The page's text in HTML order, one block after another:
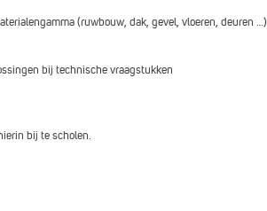
(ruwbouw, dak, gevel, vloeren, deuren …)
bij technische vraagstukken
bij te scholen.